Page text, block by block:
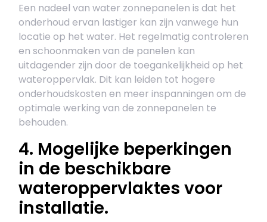
Een nadeel van water zonnepanelen is dat het
onderhoud ervan lastiger kan zijn vanwege hun
locatie op het water. Het regelmatig controleren
en schoonmaken van de panelen kan
uitdagender zijn door de toegankelijkheid op het
wateroppervlak. Dit kan leiden tot hogere
onderhoudskosten en meer inspanningen om de
optimale werking van de zonnepanelen te
behouden.
4. Mogelijke beperkingen
in de beschikbare
wateroppervlaktes voor
installatie.